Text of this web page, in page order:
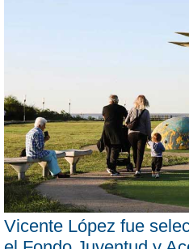
Vicente López fue